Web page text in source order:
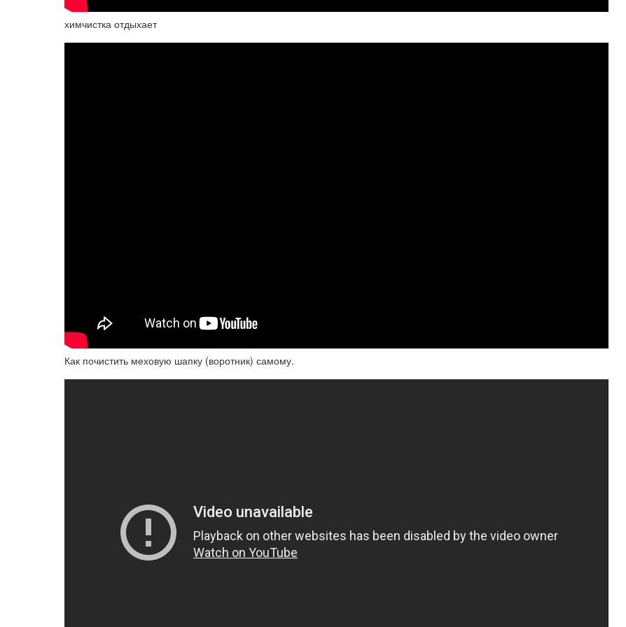
химчистка отдыхает
Как почистить меховую шапку (воротник) самому.